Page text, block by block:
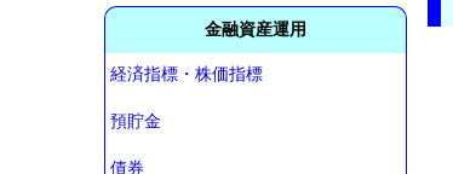
金融資産運用
経済指標・株価指標
預貯金
債券